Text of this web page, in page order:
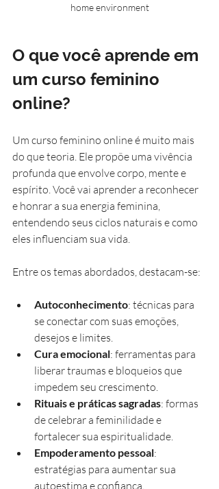
home environment
O que você aprende em
um curso feminino
online?
Um curso feminino online é muito mais
do que teoria. Ele propõe uma vivência
profunda que envolve corpo, mente e
espírito. Você vai aprender a reconhecer
e honrar a sua energia feminina,
entendendo seus ciclos naturais e como
eles influenciam sua vida.
Entre os temas abordados, destacam-se:
Autoconhecimento: técnicas para
se conectar com suas emoções,
desejos e limites.
Cura emocional: ferramentas para
liberar traumas e bloqueios que
impedem seu crescimento.
Rituais e práticas sagradas: formas
de celebrar a feminilidade e
fortalecer sua espiritualidade.
Empoderamento pessoal:
estratégias para aumentar sua
autoestima e confiança.